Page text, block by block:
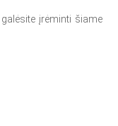
įrėminti šiame